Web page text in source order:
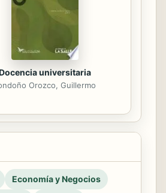
universitaria
Orozco, Guillermo
Economía y Negocios